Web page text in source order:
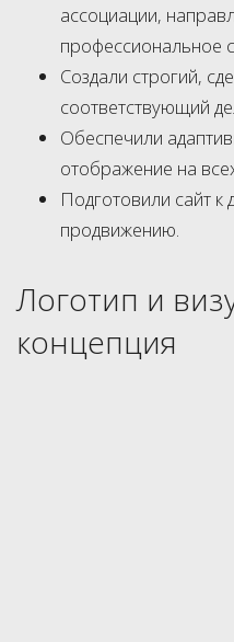
ассоциации,
профессиональное
Создали строгий,
соответствующий
Обеспечили
отображение на
Подготовили сайт
продвижению.
Логотип и
концепция